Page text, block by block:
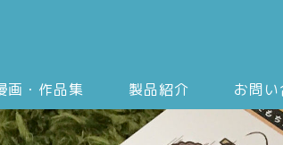
画・作品集 製品紹介 お問